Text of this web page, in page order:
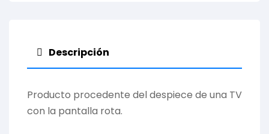
Descripción
Producto procedente del despiece de una TV
con la pantalla rota.